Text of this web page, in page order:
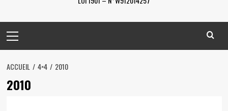
Menu
ACCUEIL 4×4 2010
2010